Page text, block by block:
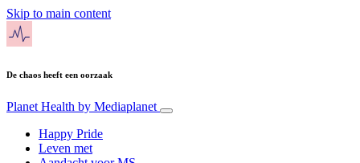
Skip to main content
De chaos heeft een oorzaak
Planet Health by Mediaplanet
Happy Pride
Leven met